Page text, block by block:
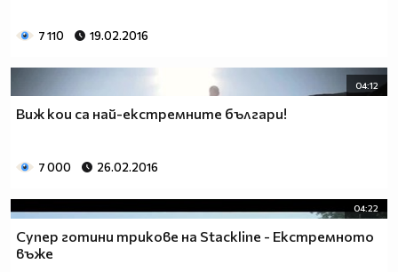
7 110 19.02.2016
04:12
Виж кои са най-екстремните българи!
7 000 26.02.2016
04:22
Супер готини трикове на Stackline - Екстремното
въже